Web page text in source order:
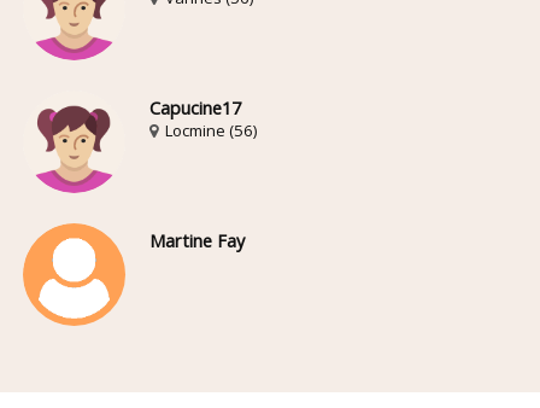
Capucine17
Locmine (56)
Martine Fay